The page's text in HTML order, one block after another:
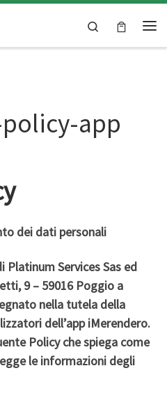
Search
app
dei dati personali
Services Sas ed
9 – 59016 Poggio a
nella tutela della
dell’app iMerendero.
Policy che spiega come
le informazioni degli